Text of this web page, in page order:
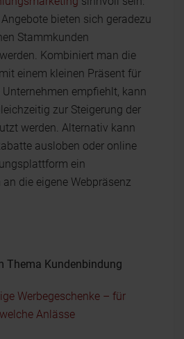
bieten sich geradezu
Stammkunden
Kombiniert man die
einem kleinen Präsent für
empfiehlt, kann
zur Steigerung der
werden. Alternativ kann
ausloben oder online
ein
die eigene Webpräsenz
Thema Kundenbindung
Werbegeschenke – für
Anlässe